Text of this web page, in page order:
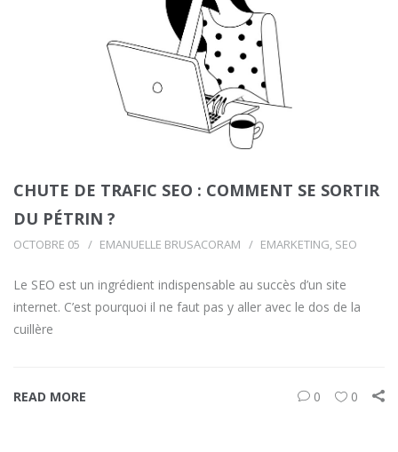
CHUTE DE TRAFIC SEO : COMMENT SE SORTIR
DU PÉTRIN ?
OCTOBRE 05 EMANUELLE BRUSACORAM EMARKETING, SEO
Le SEO est un ingrédient indispensable au succès d’un site
internet. C’est pourquoi il ne faut pas y aller avec le dos de la
cuillère
READ MORE 0 0